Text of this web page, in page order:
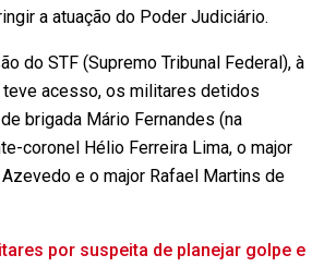
a atuação do Poder Judiciário.
do STF (Supremo Tribunal Federal), à
teve acesso, os militares detidos
brigada Mário Fernandes (na
coronel Hélio Ferreira Lima, o major
e o major Rafael Martins de
por suspeita de planejar golpe e